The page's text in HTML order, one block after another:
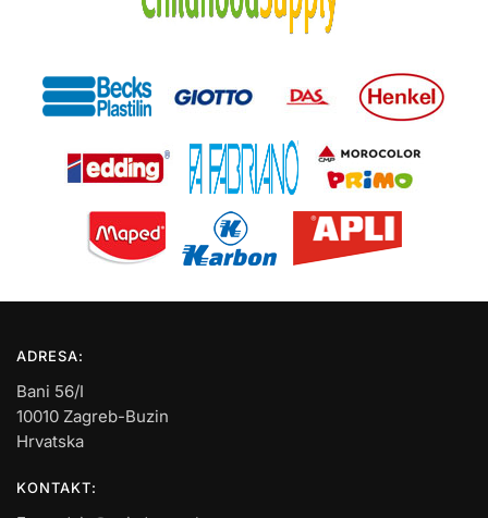
ADRESA:
Bani 56/I
10010 Zagreb-Buzin
Hrvatska
KONTAKT: